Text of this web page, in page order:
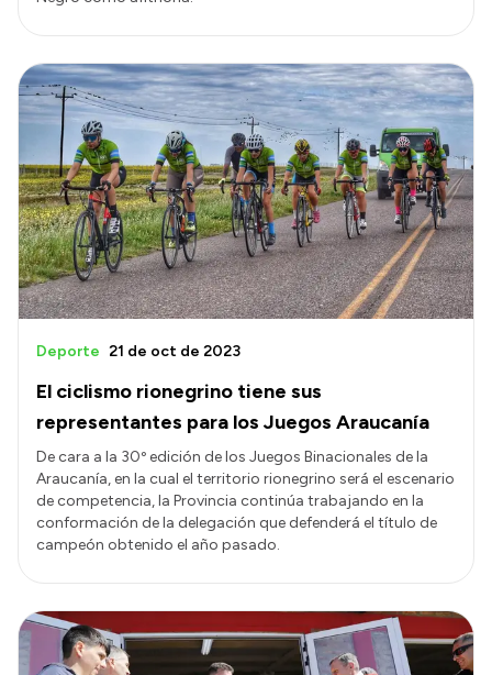
El ciclismo rionegrino tiene sus
representantes para los Juegos Araucanía
Deporte 21 de oct de 2023
De cara a la 30º edición de los Juegos Binacionales de la
Araucanía, en la cual el territorio rionegrino será el escenario
de competencia, la Provincia continúa trabajando en la
conformación de la delegación que defenderá el título de
campeón obtenido el año pasado.